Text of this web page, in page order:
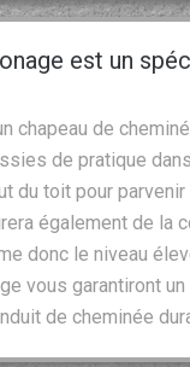
est un
chapeau de
de pratique
du toit pour
également de la
donc le niveau
vous garantiront
de cheminée